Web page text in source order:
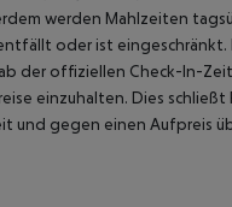
werden Mahlzeiten
oder ist
der offiziellen Check-In-
einzuhalten. Dies schließt
gegen einen Aufpreis